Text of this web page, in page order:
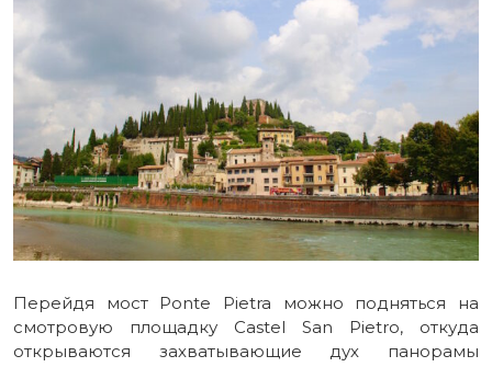
Перейдя мост Ponte Pietra можно подняться на
смотровую площадку Castel San Pietro, откуда
открываются захватывающие дух панорамы